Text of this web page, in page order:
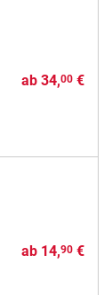
ab 34,00€
ab 14,90€